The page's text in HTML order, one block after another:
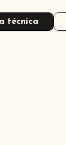
técnica